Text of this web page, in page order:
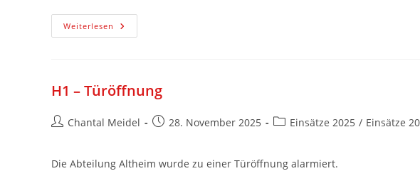
Weiterlesen
H1 – Türöffnung
Chantal Meidel 28. November 2025 Einsätze 2025 / Einsätze
Die Abteilung Altheim wurde zu einer Türöffnung alarmiert.